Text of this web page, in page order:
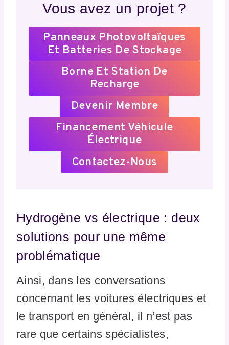
Vous avez un projet ?
Panneaux Photovoltaïques
Et Batteries De Stockage
Borne Et Station De
Recharge
Devenir Membre
Financement Véhicule
Électrique
Contactez-Nous
Hydrogène vs électrique : deux
solutions pour une même
problématique
Ainsi, dans les conversations
concernant les voitures électriques et
le transport en général, il n’est pas
rare que certains spécialistes,